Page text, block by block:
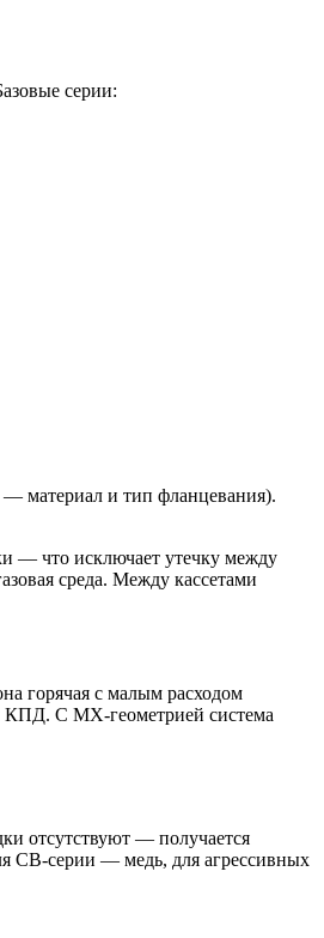
серии:
материал и тип фланцевания).
— что исключает утечку между
среда. Между кассетами
горячая с малым расходом
КПД. С MX-геометрией система
отсутствуют — получается
CB-серии — медь, для агрессивных